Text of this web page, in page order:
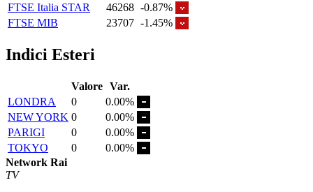
FTSE Italia STAR
46268 -0.87%
FTSE MIB
23707 -1.45%
Indici Esteri
Valore Var.
LONDRA
0
0.00%
NEW YORK 0
0.00%
PARIGI
0
0.00%
TOKYO
0
0.00%
Network Rai
TV